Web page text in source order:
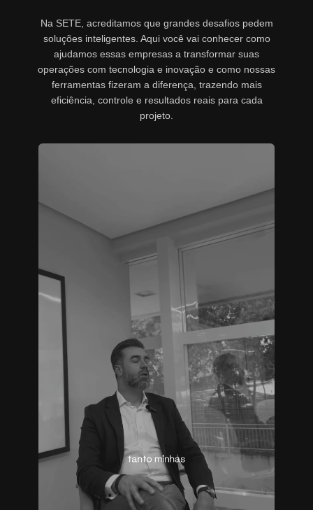
Na SETE, acreditamos que grandes desafios pedem
soluções inteligentes. Aqui você vai conhecer como
ajudamos essas empresas a transformar suas
operações com tecnologia e inovação e como nossas
ferramentas fizeram a diferença, trazendo mais
eficiência, controle e resultados reais para cada
projeto.